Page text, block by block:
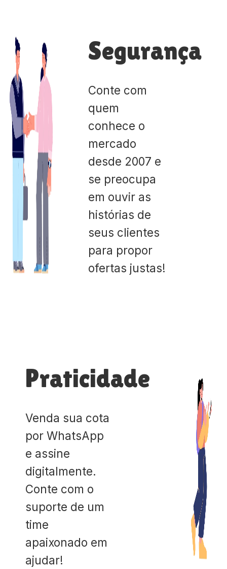
Segurança
Conte com
quem
conhece o
mercado
desde 2007 e
se preocupa
em ouvir as
histórias de
seus clientes
para propor
ofertas justas!
Praticidade
Venda sua cota
por WhatsApp
e assine
digitalmente.
Conte com o
suporte de um
time
apaixonado em
ajudar!